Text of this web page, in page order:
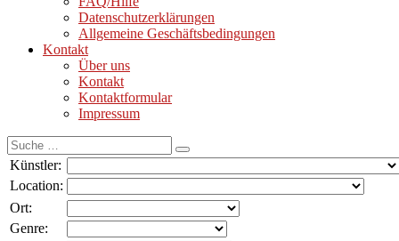
Datenschutzerklärungen
Allgemeine Geschäftsbedingungen
Kontakt
Über uns
Kontakt
Kontaktformular
Impressum
Suche
nach:
Künstler:
Location:
Ort:
Genre: